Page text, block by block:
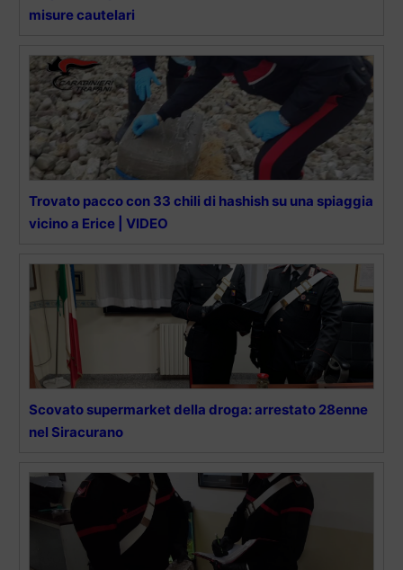
misure cautelari
Trovato pacco con 33 chili di hashish su una spiaggia
vicino a Erice | VIDEO
Scovato supermarket della droga: arrestato 28enne
nel Siracurano